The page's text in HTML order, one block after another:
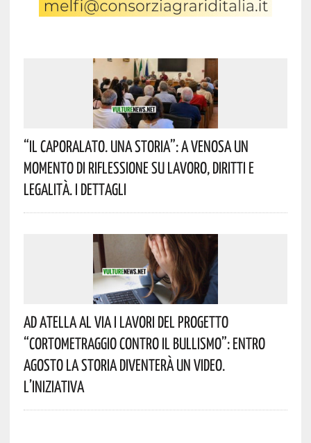
“Il Caporalato. Una Storia”: A Venosa Un
Momento Di Riflessione Su Lavoro, Diritti E
Legalità. I Dettagli
Ad Atella Al Via I Lavori Del Progetto
“Cortometraggio Contro Il Bullismo”: Entro
Agosto La Storia Diventerà Un Video.
L’iniziativa